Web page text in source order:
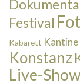
Festival
Kabarett Kantine
Konstanz
Live-